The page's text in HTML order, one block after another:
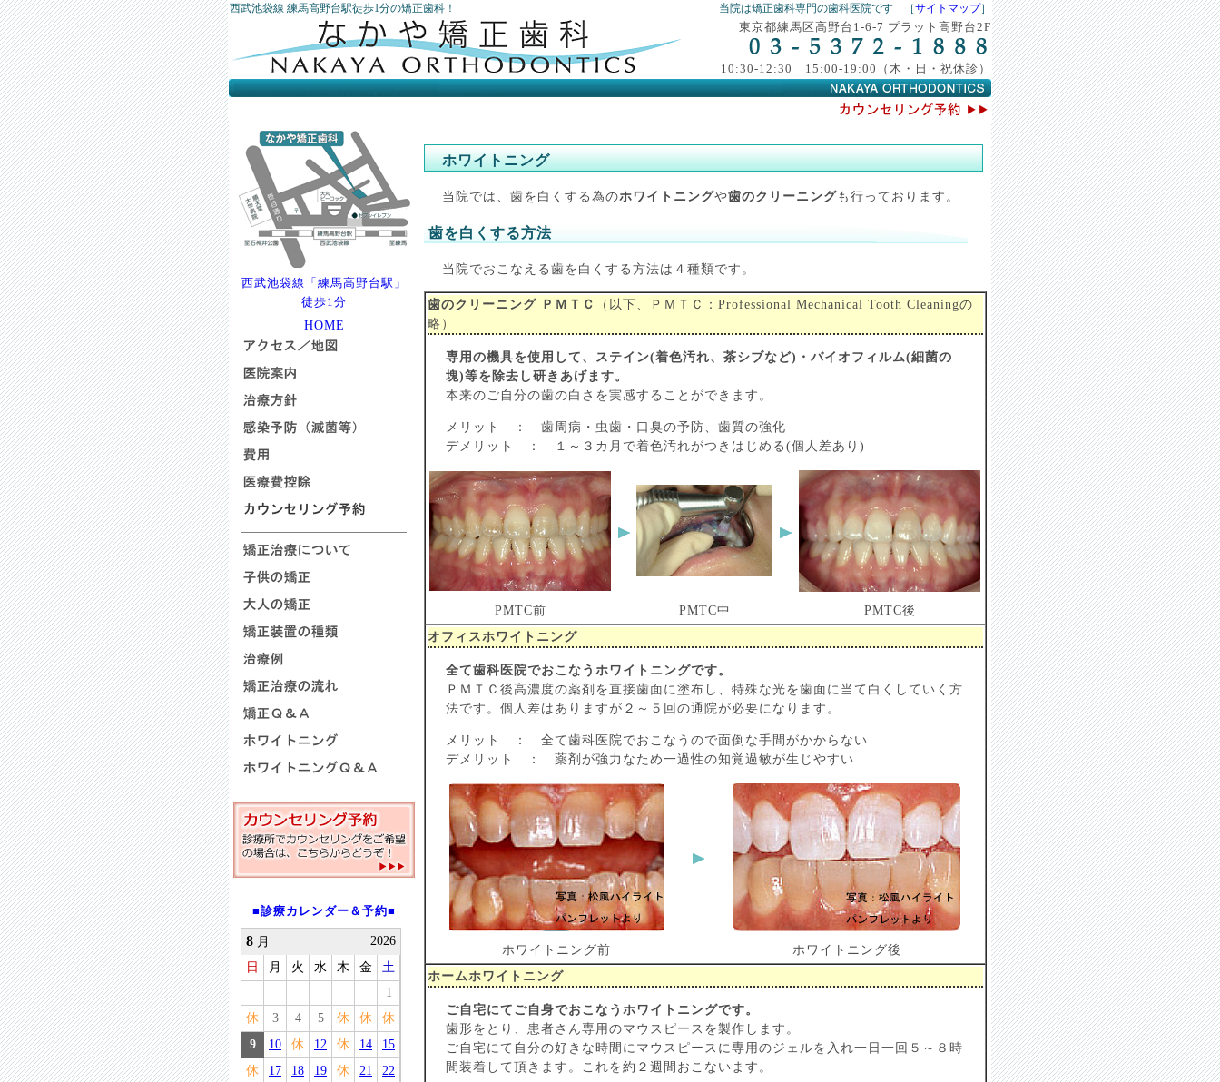
西武池袋線 練馬高野台駅徒歩1分の矯正歯科！ 当院は矯正歯科専門の歯科医院です ［サイトマップ］
東京都練馬区高野台1-6-7 プラット高野台2F
10:30-12:30 15:00-19:00（木・日・祝休診）
西武池袋線「練馬高野台駅」
徒歩1分
HOME
■診療カレンダー＆予約■
ホワイトニング
当院では、歯を白くする為のホワイトニングや歯のクリーニングも行っております。
歯を白くする方法
当院でおこなえる歯を白くする方法は４種類です。
歯のクリーニング ＰＭＴＣ
（以下、ＰＭＴＣ：Professional Mechanical Tooth Cleaningの
略）
専用の機具を使用して、ステイン(着色汚れ、茶シブなど)・バイオフィルム(細菌の
塊)等を除去し研きあげます。
本来のご自分の歯の白さを実感することができます。
メリット ： 歯周病・虫歯・口臭の予防、歯質の強化
デメリット ： １～３カ月で着色汚れがつきはじめる(個人差あり)
PMTC前 PMTC中
PMTC後
オフィスホワイトニング
全て歯科医院でおこなうホワイトニングです。
ＰＭＴＣ後高濃度の薬剤を直接歯面に塗布し、特殊な光を歯面に当て白くしていく方
法です。個人差はありますが２～５回の通院が必要になります。
メリット ： 全て歯科医院でおこなうので面倒な手間がかからない
デメリット ： 薬剤が強力なため一過性の知覚過敏が生じやすい
ホワイトニング前
ホワイトニング後
ホームホワイトニング
ご自宅にてご自身でおこなうホワイトニングです。
歯形をとり、患者さん専用のマウスピースを製作します。
ご自宅にて自分の好きな時間にマウスピースに専用のジェルを入れ一日一回５～８時
間装着して頂きます。これを約２週間おこないます。